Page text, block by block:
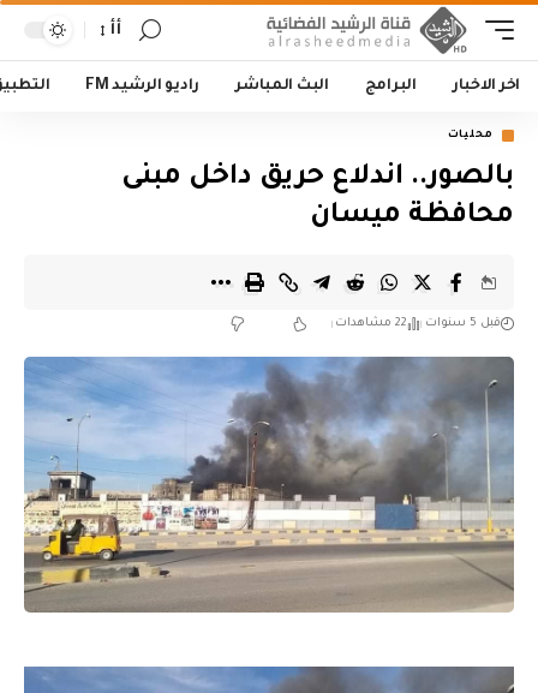
أأ
اخر الاخبار البرامج البث المباشر راديو الرشيد FM
محليات
بالصور.. اندلاع حريق داخل مبنى
محافظة ميسان
قبل 5 سنوات 22 مشاهدات